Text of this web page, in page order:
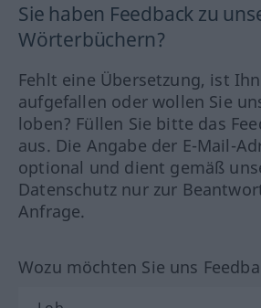
Sie haben Feedback zu
Wörterbüchern?
Fehlt eine Übersetzung, ist
aufgefallen oder wollen Sie
loben? Füllen Sie bitte das
aus. Die Angabe der E-Mail-
optional und dient gemäß
Datenschutz nur zur
Anfrage.
Wozu möchten Sie uns